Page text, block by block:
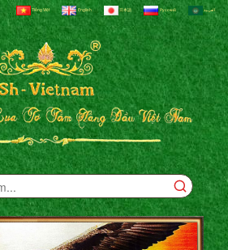
Tiếng Việt English 日本語 Русский العربية